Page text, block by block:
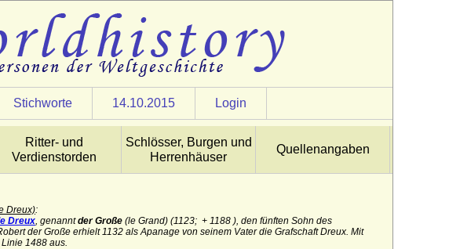
Stichworte 14.10.2015 Login
Ritter- und
Verdienstorden
Schlösser, Burgen und
Herrenhäuser
Quellenangaben
Dreux):
Dreux, genanntder Große (le Grand) (1123; + 1188 ), den fünften Sohn des
der Große erhielt 1132 als Apanage von seinem Vater die Grafschaft Dreux. Mit
1488 aus.